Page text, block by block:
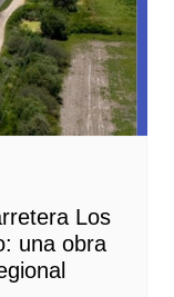
Los
una obra